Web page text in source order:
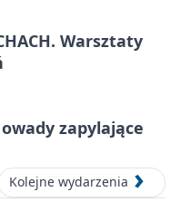
Warsztaty
zapylające
Kolejne wydarzenia